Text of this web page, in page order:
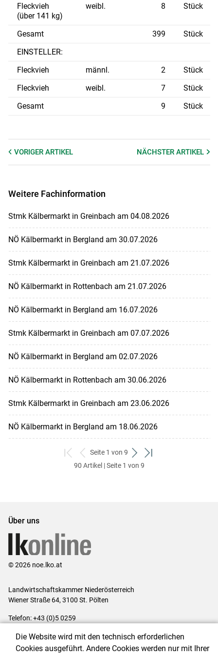
Fleckvieh
(über 141 kg)
weibl. 8 Stück
Gesamt 399
Stück
EINSTELLER:
Fleckvieh
männl. 2
Stück
Fleckvieh
weibl. 7
Stück
Gesamt
9 Stück
VORIGER ARTIKEL NÄCHSTERARTIKEL
Weitere Fachinformation
Stmk Kälbermarkt in Greinbach am 04.08.2026
NÖ Kälbermarkt in Bergland am 30.07.2026
Stmk Kälbermarkt in Greinbach am 21.07.2026
NÖ Kälbermarkt in Rottenbach am 21.07.2026
NÖ Kälbermarkt in Bergland am 16.07.2026
Stmk Kälbermarkt in Greinbach am 07.07.2026
NÖ Kälbermarkt in Bergland am 02.07.2026
NÖ Kälbermarkt in Rottenbach am 30.06.2026
Stmk Kälbermarkt in Greinbach am 23.06.2026
NÖ Kälbermarkt in Bergland am 18.06.2026
zum
ersten
zurück
zum
Seite 1 von 9
weiter
zum
zum
90 Artikel | Seite 1 von 9
Über uns
© 2026 noe.lko.at
Landwirtschaftskammer Niederösterreich
Wiener Straße 64, 3100 St. Pölten
Telefon: +43 (0)5 0259
Impressum|Kontakt|Datenschutzerklärung|Barrierefreiheit|
Die Website wird mit den technisch erforderlichen
Cookies ausgeführt. Andere Cookies werden nur mit Ihrer